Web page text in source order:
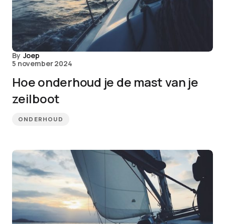
By Joep
5 november 2024
Hoe onderhoud je de mast van je
zeilboot
ONDERHOUD